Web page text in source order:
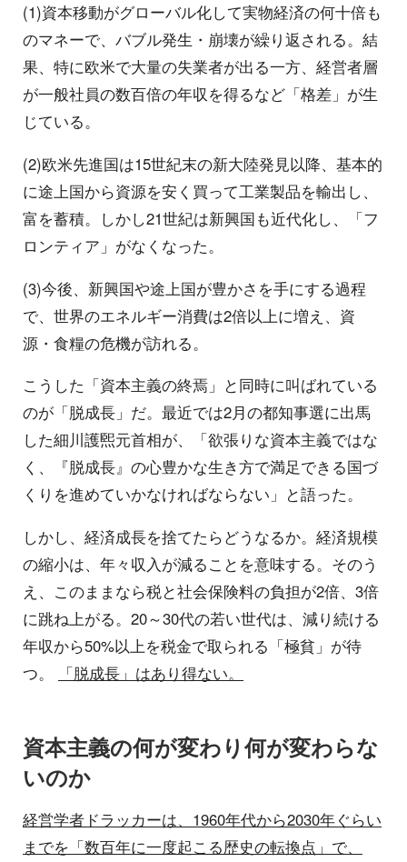
(1)資本移動がグローバル化して実物経済の何十倍も
のマネーで、バブル発生・崩壊が繰り返される。結
果、特に欧米で大量の失業者が出る一方、経営者層
が一般社員の数百倍の年収を得るなど「格差」が生
じている。
(2)欧米先進国は15世紀末の新大陸発見以降、基本的
に途上国から資源を安く買って工業製品を輸出し、
富を蓄積。しかし21世紀は新興国も近代化し、「フ
ロンティア」がなくなった。
(3)今後、新興国や途上国が豊かさを手にする過程
で、世界のエネルギー消費は2倍以上に増え、資
源・食糧の危機が訪れる。
こうした「資本主義の終焉」と同時に叫ばれている
のが「脱成長」だ。最近では2月の都知事選に出馬
した細川護煕元首相が、「欲張りな資本主義ではな
く、『脱成長』の心豊かな生き方で満足できる国づ
くりを進めていかなければならない」と語った。
しかし、経済成長を捨てたらどうなるか。経済規模
の縮小は、年々収入が減ることを意味する。そのう
え、このままなら税と社会保険料の負担が2倍、3倍
に跳ね上がる。20～30代の若い世代は、減り続ける
年収から50%以上を税金で取られる「極貧」が待
つ。
「脱成長」はあり得ない。
資本主義の何が変わり何が変わらな
いのか
経営学者ドラッカーは、1960年代から2030年ぐらい
までを「数百年に一度起こる歴史の転換点」で、